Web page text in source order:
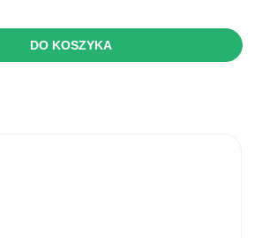
DO KOSZYKA